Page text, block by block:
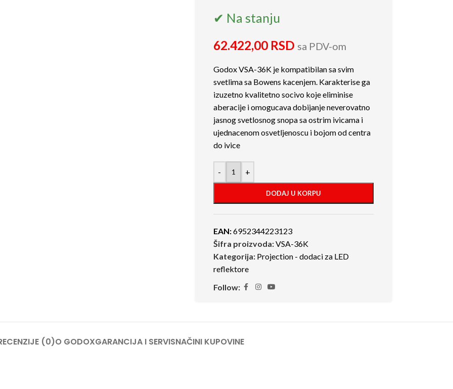
✔ Na stanju
62.422,00 RSD sa PDV-om
Godox VSA-36K je kompatibilan sa svim
svetlima sa Bowens kacenjem. Karakterise ga
izuzetno kvalitetno socivo koje eliminise
aberacije i omogucava dobijanje neverovatno
jasnog svetlosnog snopa sa ostrim ivicama i
ujednacenom osvetljenoscu i bojom od centra
do ivice
- +
DODAJ U KORPU
EAN:6952344223123
Šifra proizvoda:VSA-36K
Kategorija: Projection - dodaci za LED
reflektore
Follow:
(0)O GODOXGARANCIJA I SERVISNAČINI KUPOVINE